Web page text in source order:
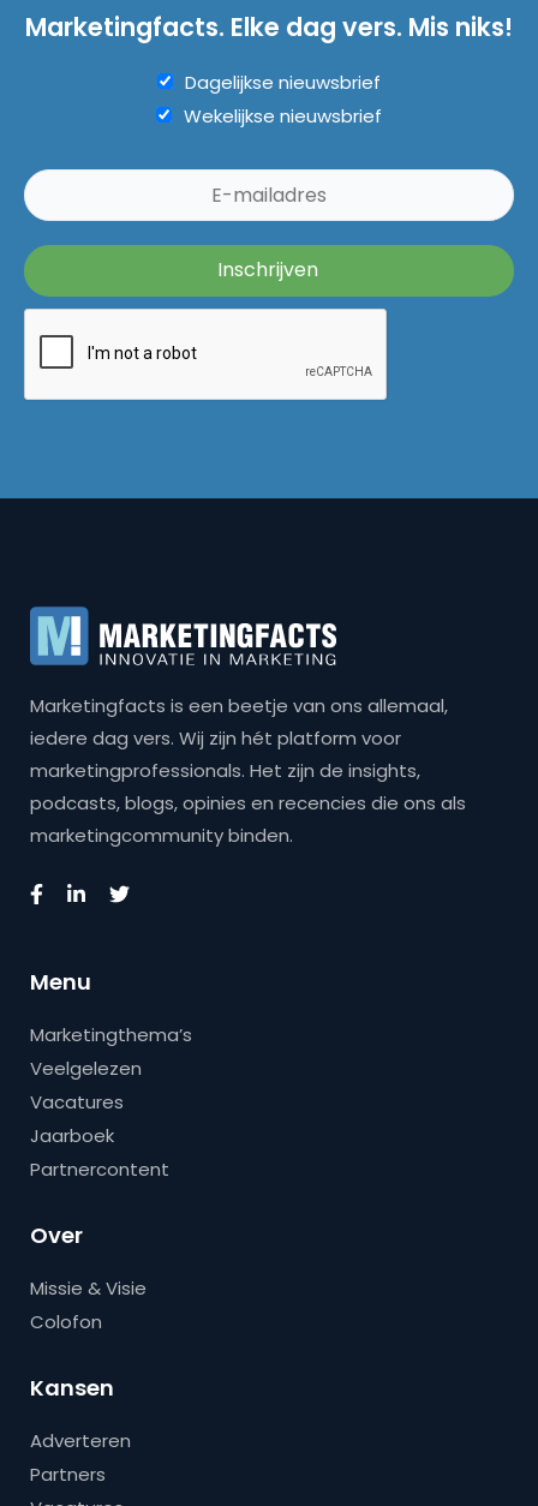
Marketingfacts. Elke dag vers. Mis niks!
Dagelijkse nieuwsbrief
Wekelijkse nieuwsbrief
Marketingfacts is een beetje van ons allemaal,
iedere dag vers. Wij zijn hét platform voor
marketingprofessionals. Het zijn de insights,
podcasts, blogs, opinies en recencies die ons als
marketingcommunity binden.
Menu
Marketingthema’s
Veelgelezen
Vacatures
Jaarboek
Partnercontent
Over
Missie & Visie
Colofon
Kansen
Adverteren
Partners